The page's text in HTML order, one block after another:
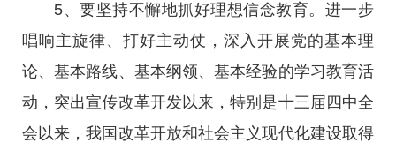
5、要坚持不懈地抓好理想信念教育。进一步
唱响主旋律、打好主动仗，深入开展党的基本理
论、基本路线、基本纲领、基本经验的学习教育活
动，突出宣传改革开发以来，特别是十三届四中全
会以来，我国改革开放和社会主义现代化建设取得